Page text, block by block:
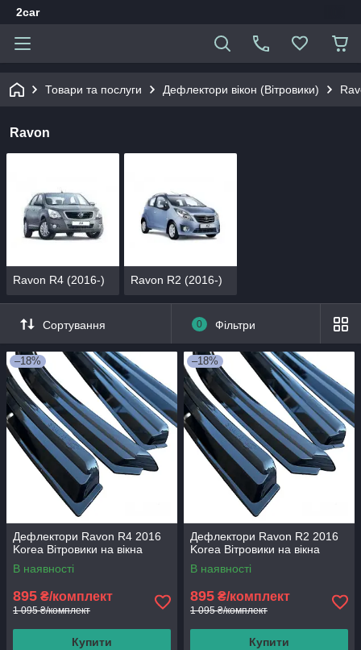
2car
Товари та послуги Дефлектори вікон (Вітровики)
Ravon
Ravon R4 (2016-) Ravon R2 (2016-)
Сортування 0 Фільтри
–18%
Дефлектори Ravon R4 2016
Korea Вітровики на вікна
В наявності
895 ₴/комплект
1 095 ₴/комплект
Купити
–18%
Дефлектори Ravon R2 2016
Korea Вітровики на вікна
В наявності
895 ₴/комплект
1 095 ₴/комплект
Купити